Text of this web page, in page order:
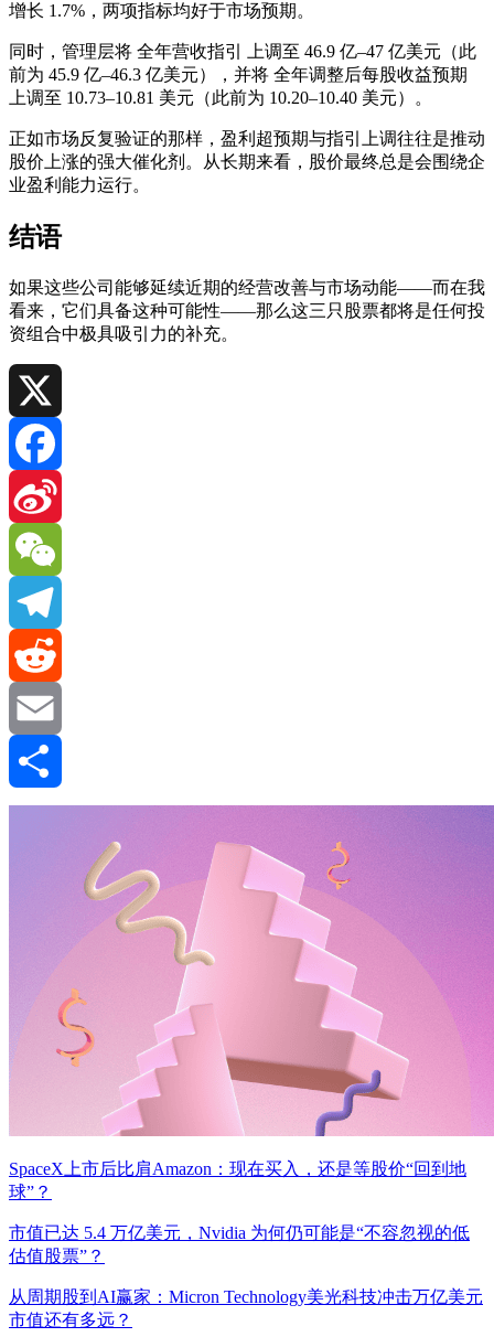
增长 1.7%，两项指标均好于市场预期。
同时，管理层将 全年营收指引 上调至 46.9 亿–47 亿美元（此
前为 45.9 亿–46.3 亿美元），并将 全年调整后每股收益预期
上调至 10.73–10.81 美元（此前为 10.20–10.40 美元）。
正如市场反复验证的那样，盈利超预期与指引上调往往是推动
股价上涨的强大催化剂。从长期来看，股价最终总是会围绕企
业盈利能力运行。
结语
如果这些公司能够延续近期的经营改善与市场动能——而在我
看来，它们具备这种可能性——那么这三只股票都将是任何投
资组合中极具吸引力的补充。
X
Facebook
Sina
Weibo
WeChat
Telegram
Reddit
Email
SpaceX上市后比肩Amazon：现在买入，还是等股价“回到地
球”？
市值已达 5.4 万亿美元，Nvidia 为何仍可能是“不容忽视的低
估值股票”？
从周期股到AI赢家：Micron Technology美光科技冲击万亿美元
市值还有多远？